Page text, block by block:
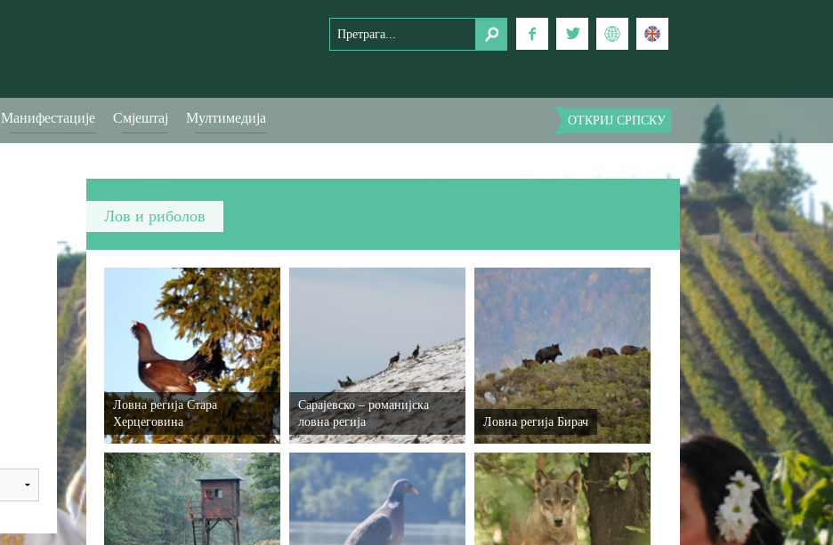
Манифестације Смјештај Мултимедија ОТКРИЈ СРПСКУ
Лов и риболов
Ловна регија Стара
Херцеговина
Сарајевско – романијска
ловна регија
Ловна регија Бирач